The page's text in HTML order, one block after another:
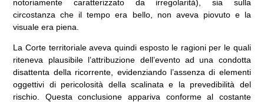
notoriamente caratterizzato da irregolarità), sia sulla
circostanza che il tempo era bello, non aveva piovuto e la
visuale era piena.
La Corte territoriale aveva quindi esposto le ragioni per le quali
riteneva plausibile l’attribuzione dell’evento ad una condotta
disattenta della ricorrente, evidenziando l’assenza di elementi
oggettivi di pericolosità della scalinata e la prevedibilità del
rischio. Questa conclusione appariva conforme al costante